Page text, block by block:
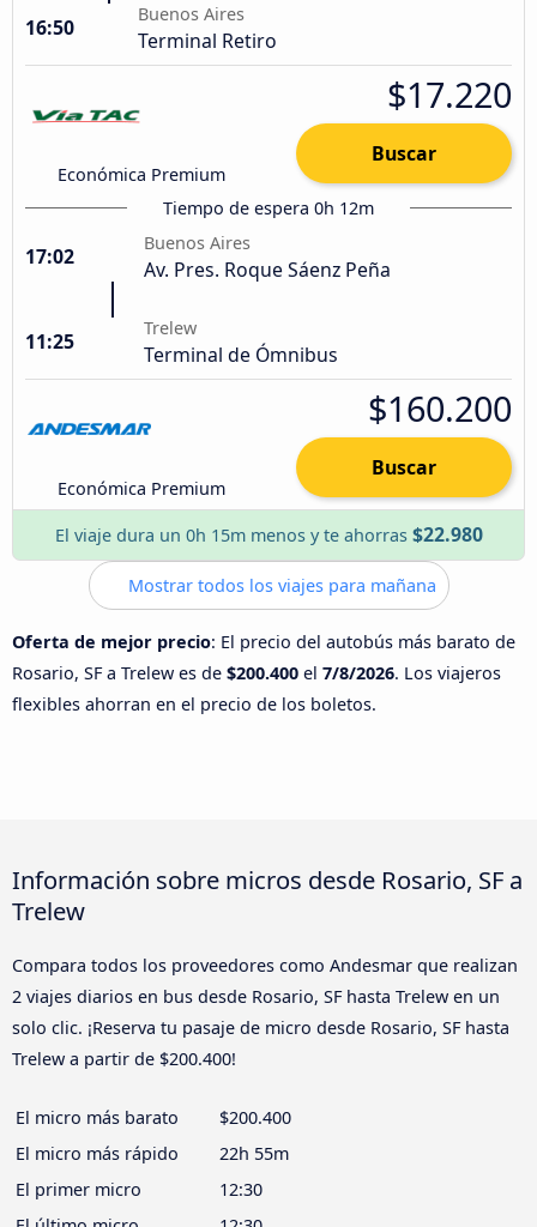
16:50
Buenos Aires
Terminal Retiro
Económica Premium
$17.220
Buscar
Tiempo de espera 0h 12m
17:02
Buenos Aires
Av. Pres. Roque Sáenz Peña
11:25
Trelew
Terminal de Ómnibus
Económica Premium
$160.200
Buscar
El viaje dura un 0h 15m menos y te ahorras $22.980
Mostrar todos los viajes para mañana
Oferta de mejor precio: El precio del autobús más barato de
Rosario, SF a Trelew es de $200.400 el 7/8/2026. Los viajeros
flexibles ahorran en el precio de los boletos.
Información sobre micros desde Rosario, SF a
Trelew
Compara todos los proveedores como Andesmar que realizan
2 viajes diarios en bus desde Rosario, SF hasta Trelew en un
solo clic. ¡Reserva tu pasaje de micro desde Rosario, SF hasta
Trelew a partir de $200.400!
El micro más barato
$200.400
El micro más rápido
22h 55m
El primer micro
12:30